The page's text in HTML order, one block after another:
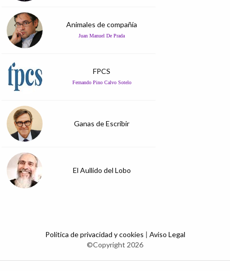
Animales de compañía
Juan Manuel De Prada
FPCS
Fernando Pino Calvo Sotelo
Ganas de Escribir
El Aullido del Lobo
Política de privacidad y cookies | Aviso Legal
©Copyright 2026